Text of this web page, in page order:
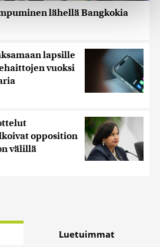
sisällön ja mainosten
analysoimiseen. Lisäksi
mainosalan ja analytiikka-
tietoja siitä, miten käytät
voivat yhdistää näitä
joita olet antanut heille tai joita on
heidän palvelujaan. Tietoja
lähellä Bangkokia
lapsille
vuoksi
opposition
välillä
Luetuimmat